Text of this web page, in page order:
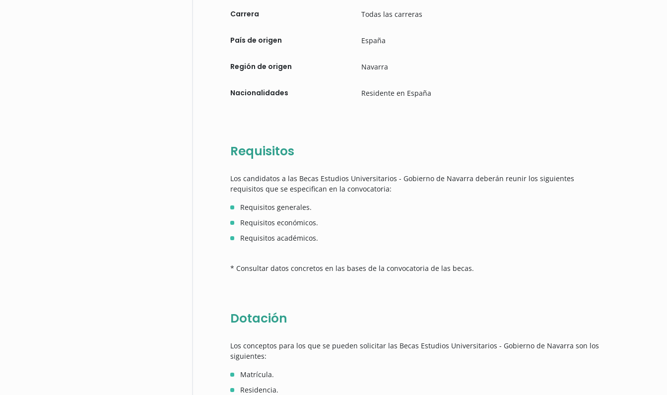
Carrera Todas las carreras
País de origen España
Región de origen Navarra
Nacionalidades Residente en España
Requisitos
Los candidatos a las Becas Estudios Universitarios - Gobierno de Navarra deberán reunir los siguientes
requisitos que se especifican en la convocatoria:
Requisitos generales.
Requisitos económicos.
Requisitos académicos.
* Consultar datos concretos en las bases de la convocatoria de las becas.
Dotación
Los conceptos para los que se pueden solicitar las Becas Estudios Universitarios - Gobierno de Navarra son los
siguientes:
Matrícula.
Residencia.